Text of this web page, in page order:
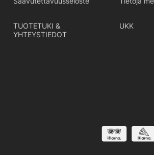
TUOTETUKI &
YHTEYSTIEDOT
UKK